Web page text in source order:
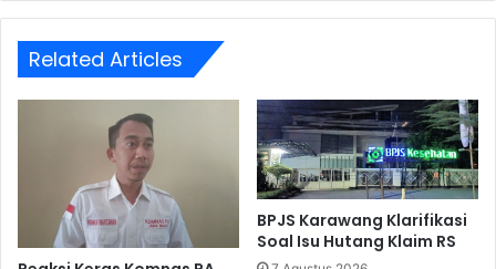
Related Articles
BPJS Karawang Klarifikasi
Soal Isu Hutang Klaim RS